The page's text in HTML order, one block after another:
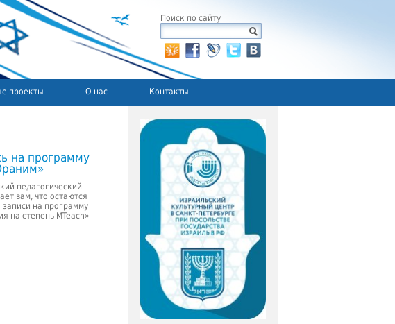
Поиск по сайту
проекты О нас Контакты
на программу
педагогический
вам, что остаются
на программу
на степень MTeach»